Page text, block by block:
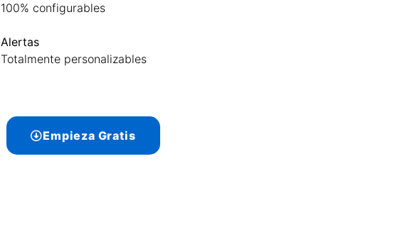
100% configurables
Alertas
Totalmente personalizables
Empieza Gratis